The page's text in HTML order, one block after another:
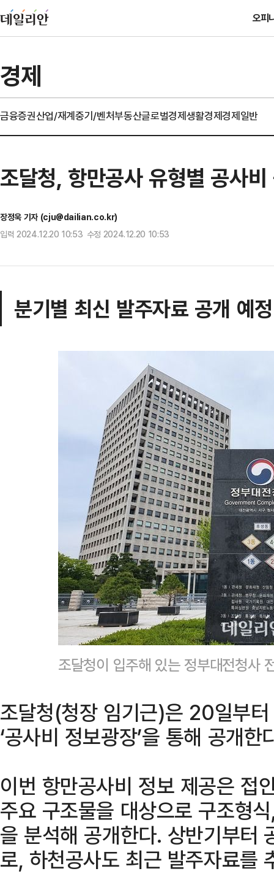
오피
경제
금융증권산업/재계중기/벤처부동산글로벌경제생활경제경제일반
조달청, 항만공사 유형별 공사
장정욱 기자 (cju@dailian.co.kr)
입력 2024.12.20 10:53 수정 2024.12.20 10:53
분기별 최신 발주자료 공개 예정
조달청이 입주해 있는 정부대전청사
조달청(청장 임기근)은 20일부
‘공사비 정보광장’을 통해 공개한
이번 항만공사비 정보 제공은 접
주요 구조물을 대상으로 구조형
을 분석해 공개한다. 상반기부터
로, 하천공사도 최근 발주자료를